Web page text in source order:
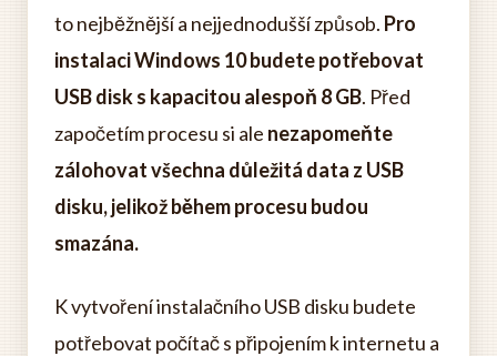
to nejběžnější a nejjednodušší způsob. Pro
instalaci Windows 10 budete potřebovat
USB disk s kapacitou alespoň 8 GB. Před
započetím procesu si ale nezapomeňte
zálohovat všechna důležitá data z USB
disku, jelikož během procesu budou
smazána.
K vytvoření instalačního USB disku budete
potřebovat počítač s připojením k internetu a